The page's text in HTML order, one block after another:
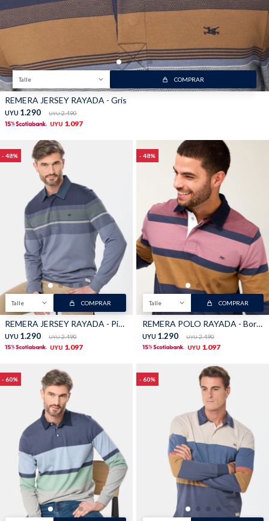
Talle COMPRAR
REMERA JERSEY RAYADA - Gris
UYU 1.290 UYU 2.490
UYU 1.097
48
Talle COMPRAR
REMERA JERSEY RAYADA - Piedra
UYU 1.290 UYU 2.490
UYU 1.097
48
Talle COMPRAR
REMERA POLO RAYADA - Bordo
UYU 1.290 UYU 2.490
UYU 1.097
60 60